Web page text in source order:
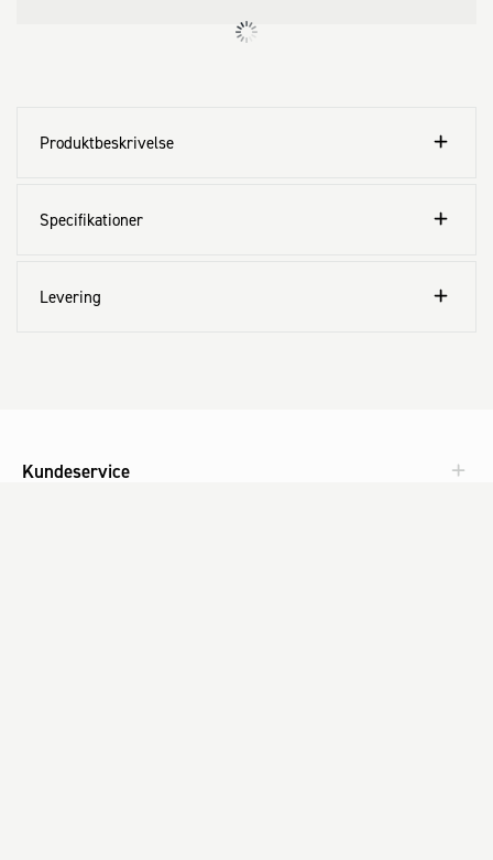
Produktbeskrivelse
Specifikationer
Levering
Kundeservice